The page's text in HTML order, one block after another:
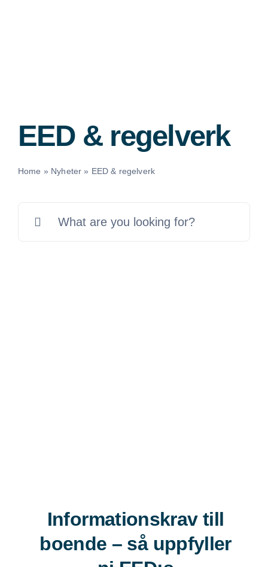
EED & regelverk
Home » Nyheter » EED & regelverk
Informationskrav till
boende – så uppfyller